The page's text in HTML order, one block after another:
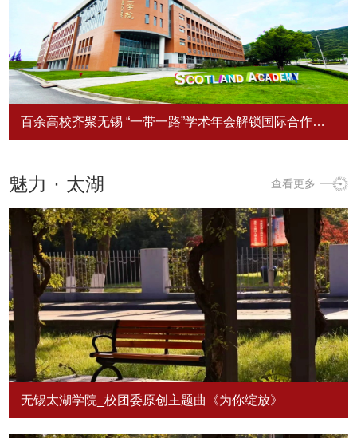
百余高校齐聚无锡 “一带一路”学术年会解锁国际合作新
魅力 · 太湖 查看更多
无锡太湖学院_校团委原创主题曲《为你绽放》